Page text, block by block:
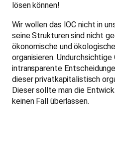
lösen können!
Wir wollen das IOC nicht in
seine Strukturen sind nicht
ökonomische und
organisieren.
intransparente
dieser privatkapitalistisch
Dieser sollte man die
keinen Fall überlassen.